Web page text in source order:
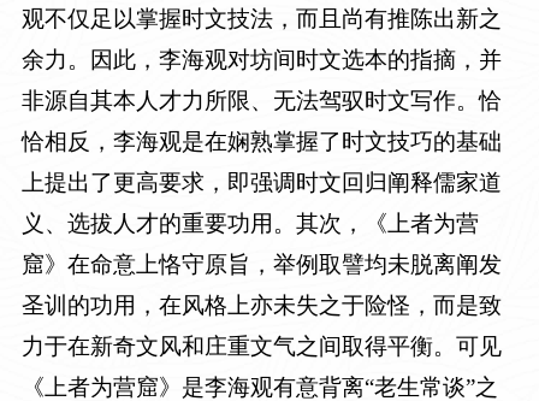
观不仅足以掌握时文技法，而且尚有推陈出新之
余力。因此，李海观对坊间时文选本的指摘，并
非源自其本人才力所限、无法驾驭时文写作。恰
恰相反，李海观是在娴熟掌握了时文技巧的基础
上提出了更高要求，即强调时文回归阐释儒家道
义、选拔人才的重要功用。其次，《上者为营
窟》在命意上恪守原旨，举例取譬均未脱离阐发
圣训的功用，在风格上亦未失之于险怪，而是致
力于在新奇文风和庄重文气之间取得平衡。可见
《上者为营窟》是李海观有意背离“老生常谈”之